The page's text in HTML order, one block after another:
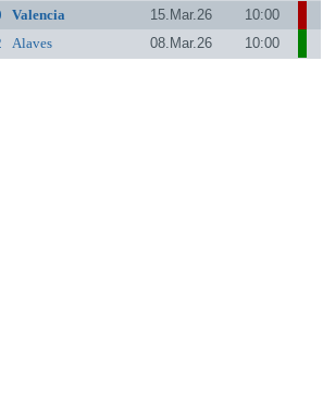
Valencia 15.Mar.26
10:00
Alaves 08.Mar.26 10:00